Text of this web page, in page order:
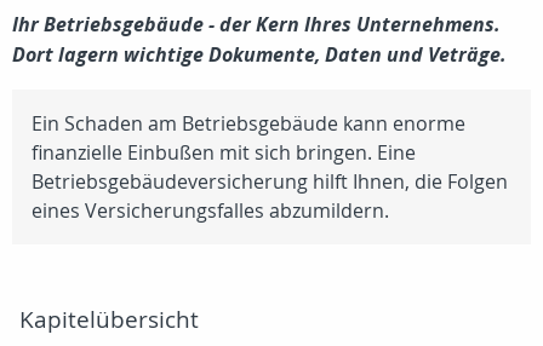
Ihr Betriebsgebäude - der Kern Ihres Unternehmens.
Dort lagern wichtige Dokumente, Daten und Veträge.
Ein Schaden am Betriebsgebäude kann enorme
finanzielle Einbußen mit sich bringen. Eine
Betriebsgebäudeversicherung hilft Ihnen, die Folgen
eines Versicherungsfalles abzumildern.
Kapitelübersicht